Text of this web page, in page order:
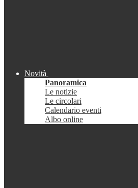
Novità
Panoramica
Le notizie
Le circolari
Calendario eventi
Albo online